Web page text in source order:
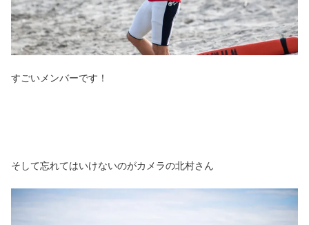
すごいメンバーです！
そして忘れてはいけないのがカメラの北村さん